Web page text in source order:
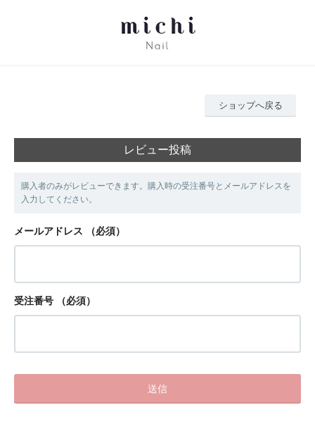
ショップへ戻る
レビュー投稿
購入者のみがレビューできます。購入時の受注番号とメールアドレスを
入力してください。
メールアドレス （必須）
受注番号 （必須）